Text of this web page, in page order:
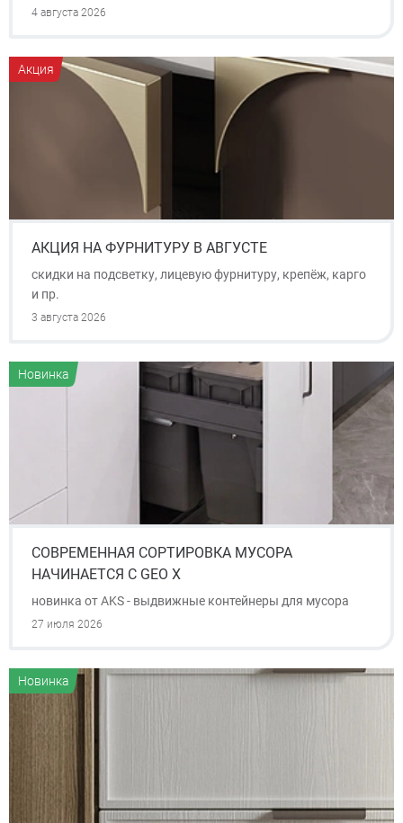
4 августа 2026
Акция
АКЦИЯ НА ФУРНИТУРУ В АВГУСТЕ
скидки на подсветку, лицевую фурнитуру, крепёж, карго
и пр.
3 августа 2026
Новинка
СОВРЕМЕННАЯ СОРТИРОВКА МУСОРА
НАЧИНАЕТСЯ С GEO X
новинка от AKS - выдвижные контейнеры для мусора
27 июля 2026
Новинка